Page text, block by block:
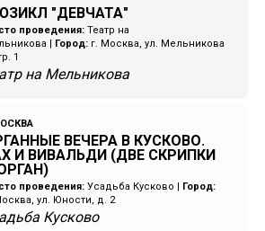
"ДЕВЧАТА"
проведения: Театр на
Город: г. Москва, ул. Мельникова
1
на Мельникова
ВЕЧЕРА В КУСКОВО.
И ВИВАЛЬДИ (ДВЕ СКРИПКИ
проведения: Усадьба Кусково
Город:
ул. Юности, д. 2
Кусково